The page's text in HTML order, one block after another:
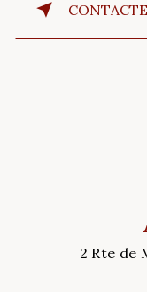
2 Rte de